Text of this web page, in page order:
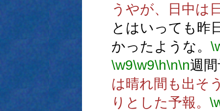
うやが、日中は
とはいっても昨
かったような。
\w9\w9\h\n\n週
は晴れ間も出そ
りとした予報。